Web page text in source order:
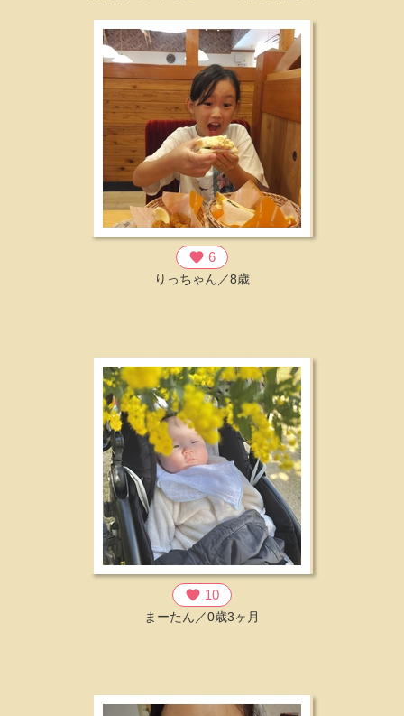
favorite 6
りっちゃん／8歳
favorite 10
まーたん／0歳3ヶ月